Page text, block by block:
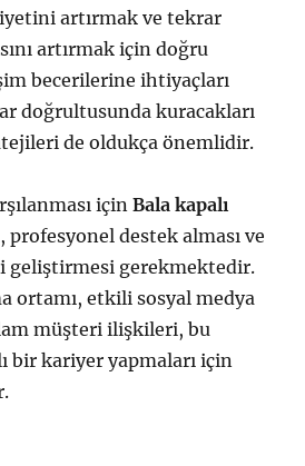
artırmak ve tekrar
artırmak için doğru
becerilerine ihtiyaçları
doğrultusunda kuracakları
de oldukça önemlidir.
içinBala kapalı
profesyonel destek alması ve
geliştirmesi gerekmektedir.
ortamı, etkili sosyal medya
müşteri ilişkileri, bu
bir kariyer yapmaları için